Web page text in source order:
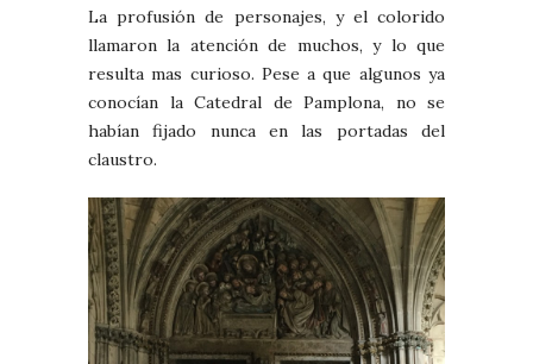
La profusión de personajes, y el colorido
llamaron la atención de muchos, y lo que
resulta mas curioso. Pese a que algunos ya
conocían la Catedral de Pamplona, no se
habían fijado nunca en las portadas del
claustro.